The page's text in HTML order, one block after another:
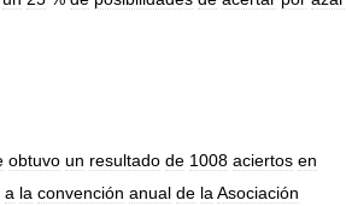
obtuvo un resultado de 1008 aciertos en
a la convención anual de la Asociación